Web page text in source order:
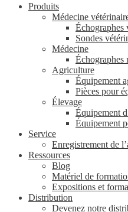
Produits
Médecine
Échographes
Sondes
Médecine
Échographes
Agriculture
Équipement
Pièces pour
Élevage
Équipement
Équipement
Service
Enregistrement de
Ressources
Blog
Matériel de
Expositions et
Distribution
Devenez notre